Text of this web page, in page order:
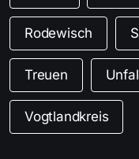
Rodewisch
Treuen
Vogtlandkreis